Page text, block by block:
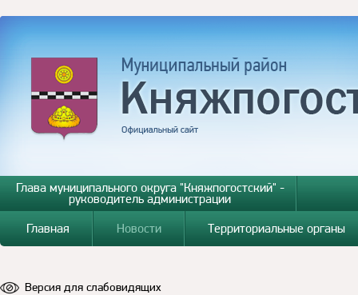
Глава муниципального округа "Княжпогостский" -
руководитель администрации
Главная
Новости Территориальные органы
Версия для слабовидящих